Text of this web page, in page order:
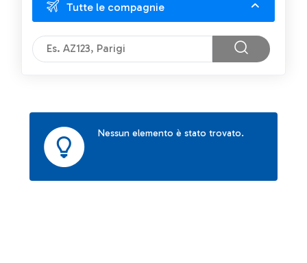
Tutte le compagnie
Nessun elemento è stato trovato.